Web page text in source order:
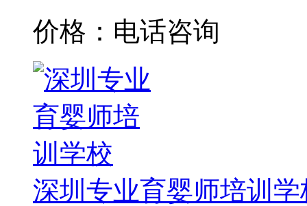
价格：电话咨询
深圳专业育婴师培训学